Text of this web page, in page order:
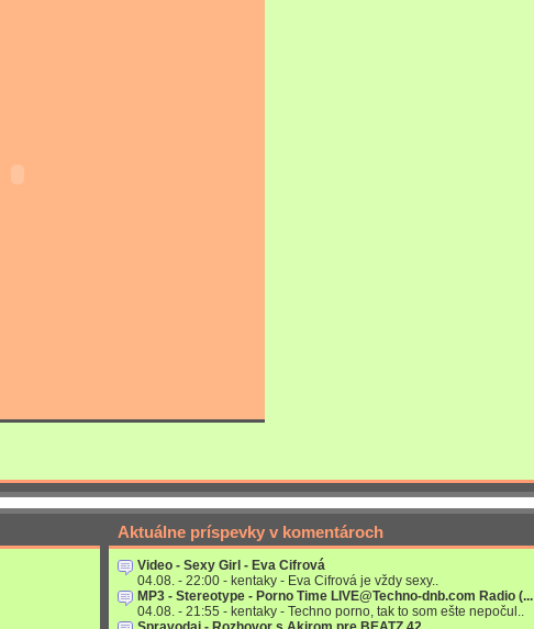
Aktuálne príspevky v komentároch
Video - Sexy Girl - Eva Cifrová
04.08. - 22:00 - kentaky - Eva Cifrová je vždy sexy..
MP3 - Stereotype - Porno Time LIVE@Techno-dnb.com Radio (...
04.08. - 21:55 - kentaky - Techno porno, tak to som ešte nepočul..